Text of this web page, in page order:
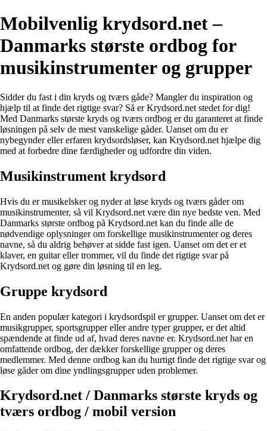
Mobilvenlig krydsord.net –
Danmarks største ordbog for
musikinstrumenter og grupper
Sidder du fast i din kryds og tværs gåde? Mangler du inspiration og
hjælp til at finde det rigtige svar? Så er Krydsord.net stedet for dig!
Med Danmarks største kryds og tværs ordbog er du garanteret at finde
løsningen på selv de mest vanskelige gåder. Uanset om du er
nybegynder eller erfaren krydsordsløser, kan Krydsord.net hjælpe dig
med at forbedre dine færdigheder og udfordre din viden.
Musikinstrument krydsord
Hvis du er musikelsker og nyder at løse kryds og tværs gåder om
musikinstrumenter, så vil Krydsord.net være din nye bedste ven. Med
Danmarks største ordbog på Krydsord.net kan du finde alle de
nødvendige oplysninger om forskellige musikinstrumenter og deres
navne, så du aldrig behøver at sidde fast igen. Uanset om det er et
klaver, en guitar eller trommer, vil du finde det rigtige svar på
Krydsord.net og gøre din løsning til en leg.
Gruppe krydsord
En anden populær kategori i krydsordspil er grupper. Uanset om det er
musikgrupper, sportsgrupper eller andre typer grupper, er det altid
spændende at finde ud af, hvad deres navne er. Krydsord.net har en
omfattende ordbog, der dækker forskellige grupper og deres
medlemmer. Med denne ordbog kan du hurtigt finde det rigtige svar og
løse gåder om dine yndlingsgrupper uden problemer.
Krydsord.net / Danmarks største kryds og
tværs ordbog / mobil version